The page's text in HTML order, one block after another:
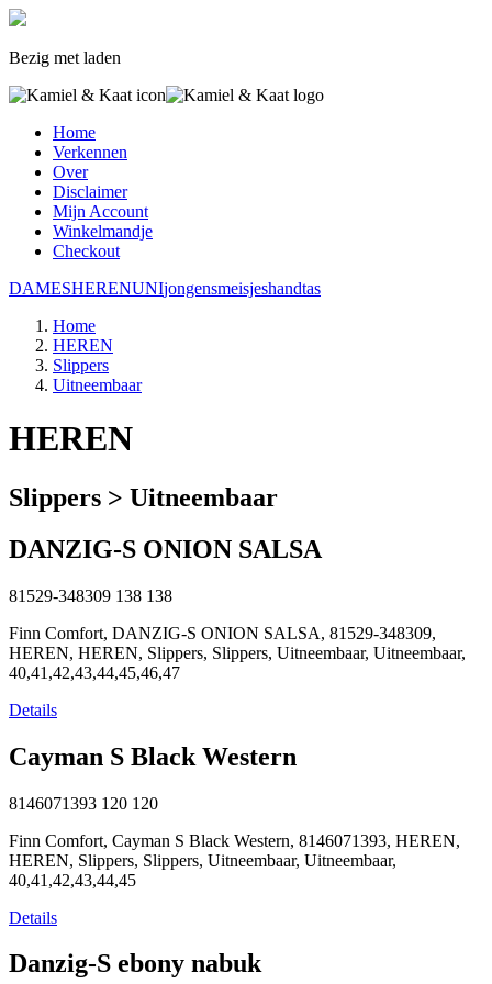
Bezig met laden
Home
Verkennen
Over
Disclaimer
Mijn Account
Winkelmandje
Checkout
DAMESHERENUNIjongensmeisjeshandtas
Home
HEREN
Slippers
Uitneembaar
HEREN
Slippers > Uitneembaar
DANZIG-S ONION SALSA
81529-348309 138 138
Finn Comfort, DANZIG-S ONION SALSA, 81529-348309,
HEREN, HEREN, Slippers, Slippers, Uitneembaar, Uitneembaar,
40,41,42,43,44,45,46,47
Details
Cayman S Black Western
8146071393 120 120
Finn Comfort, Cayman S Black Western, 8146071393, HEREN,
HEREN, Slippers, Slippers, Uitneembaar, Uitneembaar,
40,41,42,43,44,45
Details
Danzig-S ebony nabuk